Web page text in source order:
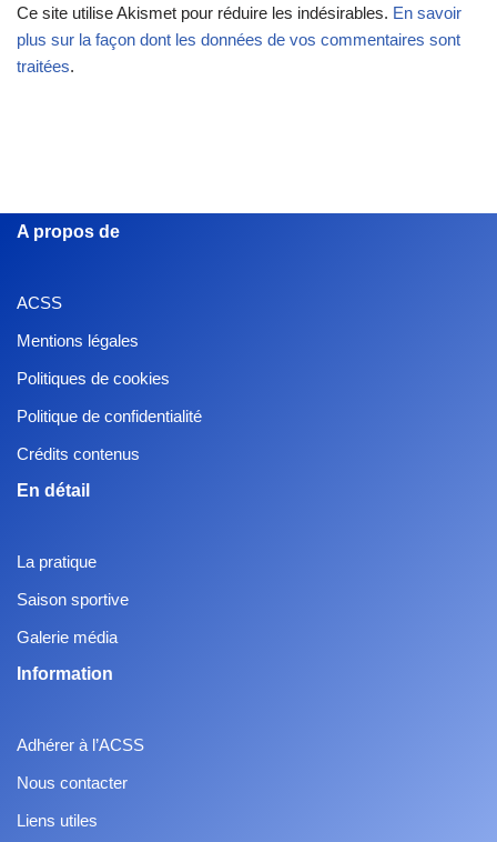
Ce site utilise Akismet pour réduire les indésirables. En savoir
plus sur la façon dont les données de vos commentaires sont
traitées.
A propos de
ACSS
Mentions légales
Politiques de cookies
Politique de confidentialité
Crédits contenus
En détail
La pratique
Saison sportive
Galerie média
Information
Adhérer à l’ACSS
Nous contacter
Liens utiles